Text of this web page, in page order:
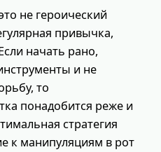
не героический
привычка,
начать рано,
и не
то
понадобится реже и
стратегия
к манипуляциям в рот